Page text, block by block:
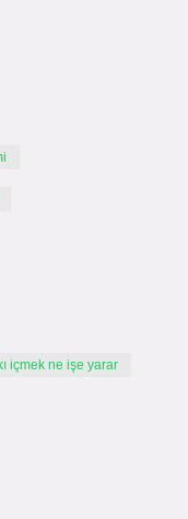
içmek ne işe yarar